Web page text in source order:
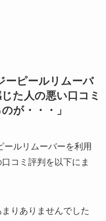
ーピールリムーバ
た人の悪い口コミ
が・・・」
ールリムーバーを利用
コミ評判を以下にま
りありませんでした